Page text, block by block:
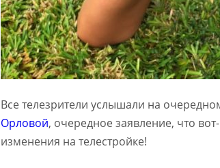
Все телезрители услышали на
Орловой, очередное заявление, что
изменения на телестройке!